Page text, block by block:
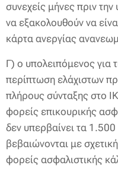
συνεχείς μήνες πριν
να εξακολουθούν να
κάρτα ανεργίας
Γ) ο υπολειπόμενος
περίπτωση ελάχιστων
πλήρους σύνταξης στο
φορείς επικουρικής
δεν υπερβαίνει τα
βεβαιώνονται με
φορείς ασφαλιστικής